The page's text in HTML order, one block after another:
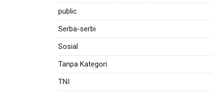
public
Serba-serbi
Sosial
Tanpa Kategori
TNI